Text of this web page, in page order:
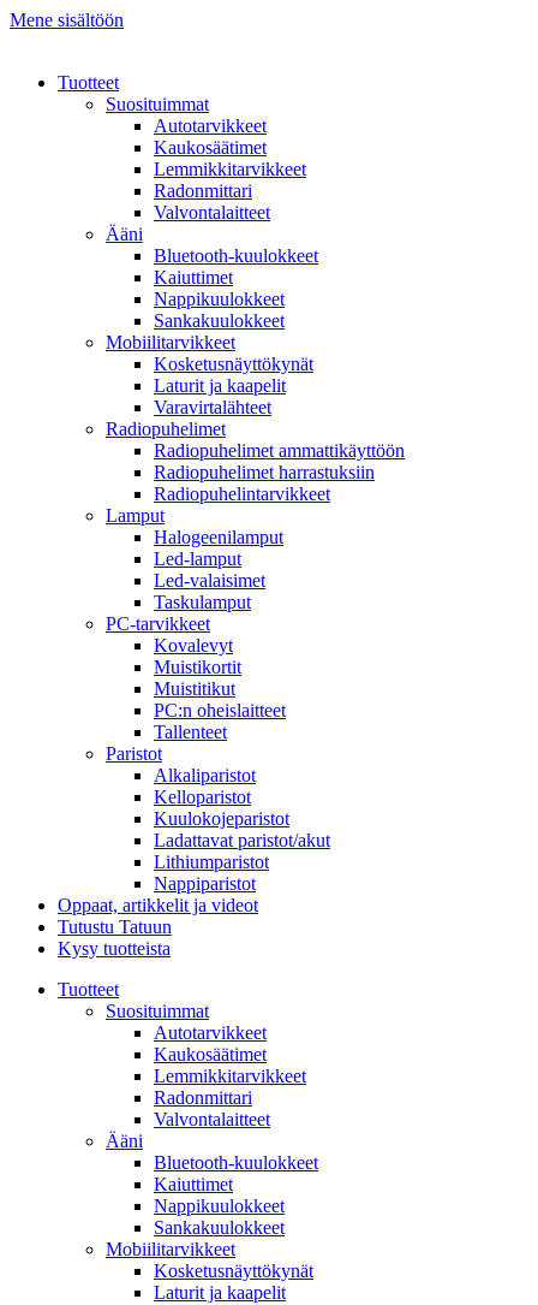
Mene sisältöön
Tuotteet
Suosituimmat
Autotarvikkeet
Kaukosäätimet
Lemmikkitarvikkeet
Radonmittari
Valvontalaitteet
Ääni
Bluetooth-kuulokkeet
Kaiuttimet
Nappikuulokkeet
Sankakuulokkeet
Mobiilitarvikkeet
Kosketusnäyttökynät
Laturit ja kaapelit
Varavirtalähteet
Radiopuhelimet
Radiopuhelimet ammattikäyttöön
Radiopuhelimet harrastuksiin
Radiopuhelintarvikkeet
Lamput
Halogeenilamput
Led-lamput
Led-valaisimet
Taskulamput
PC-tarvikkeet
Kovalevyt
Muistikortit
Muistitikut
PC:n oheislaitteet
Tallenteet
Paristot
Alkaliparistot
Kelloparistot
Kuulokojeparistot
Ladattavat paristot/akut
Lithiumparistot
Nappiparistot
Oppaat, artikkelit ja videot
Tutustu Tatuun
Kysy tuotteista
Tuotteet
Suosituimmat
Autotarvikkeet
Kaukosäätimet
Lemmikkitarvikkeet
Radonmittari
Valvontalaitteet
Ääni
Bluetooth-kuulokkeet
Kaiuttimet
Nappikuulokkeet
Sankakuulokkeet
Mobiilitarvikkeet
Kosketusnäyttökynät
Laturit ja kaapelit